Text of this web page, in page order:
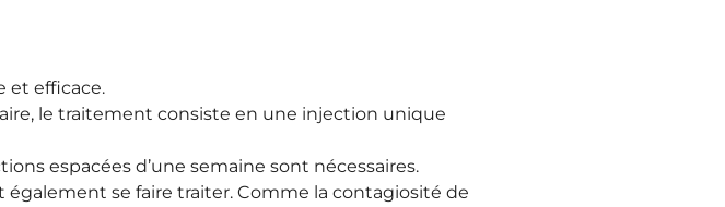
et efficace.
le traitement consiste en une injection unique
espacées d’une semaine sont nécessaires.
se faire traiter. Comme la contagiosité de